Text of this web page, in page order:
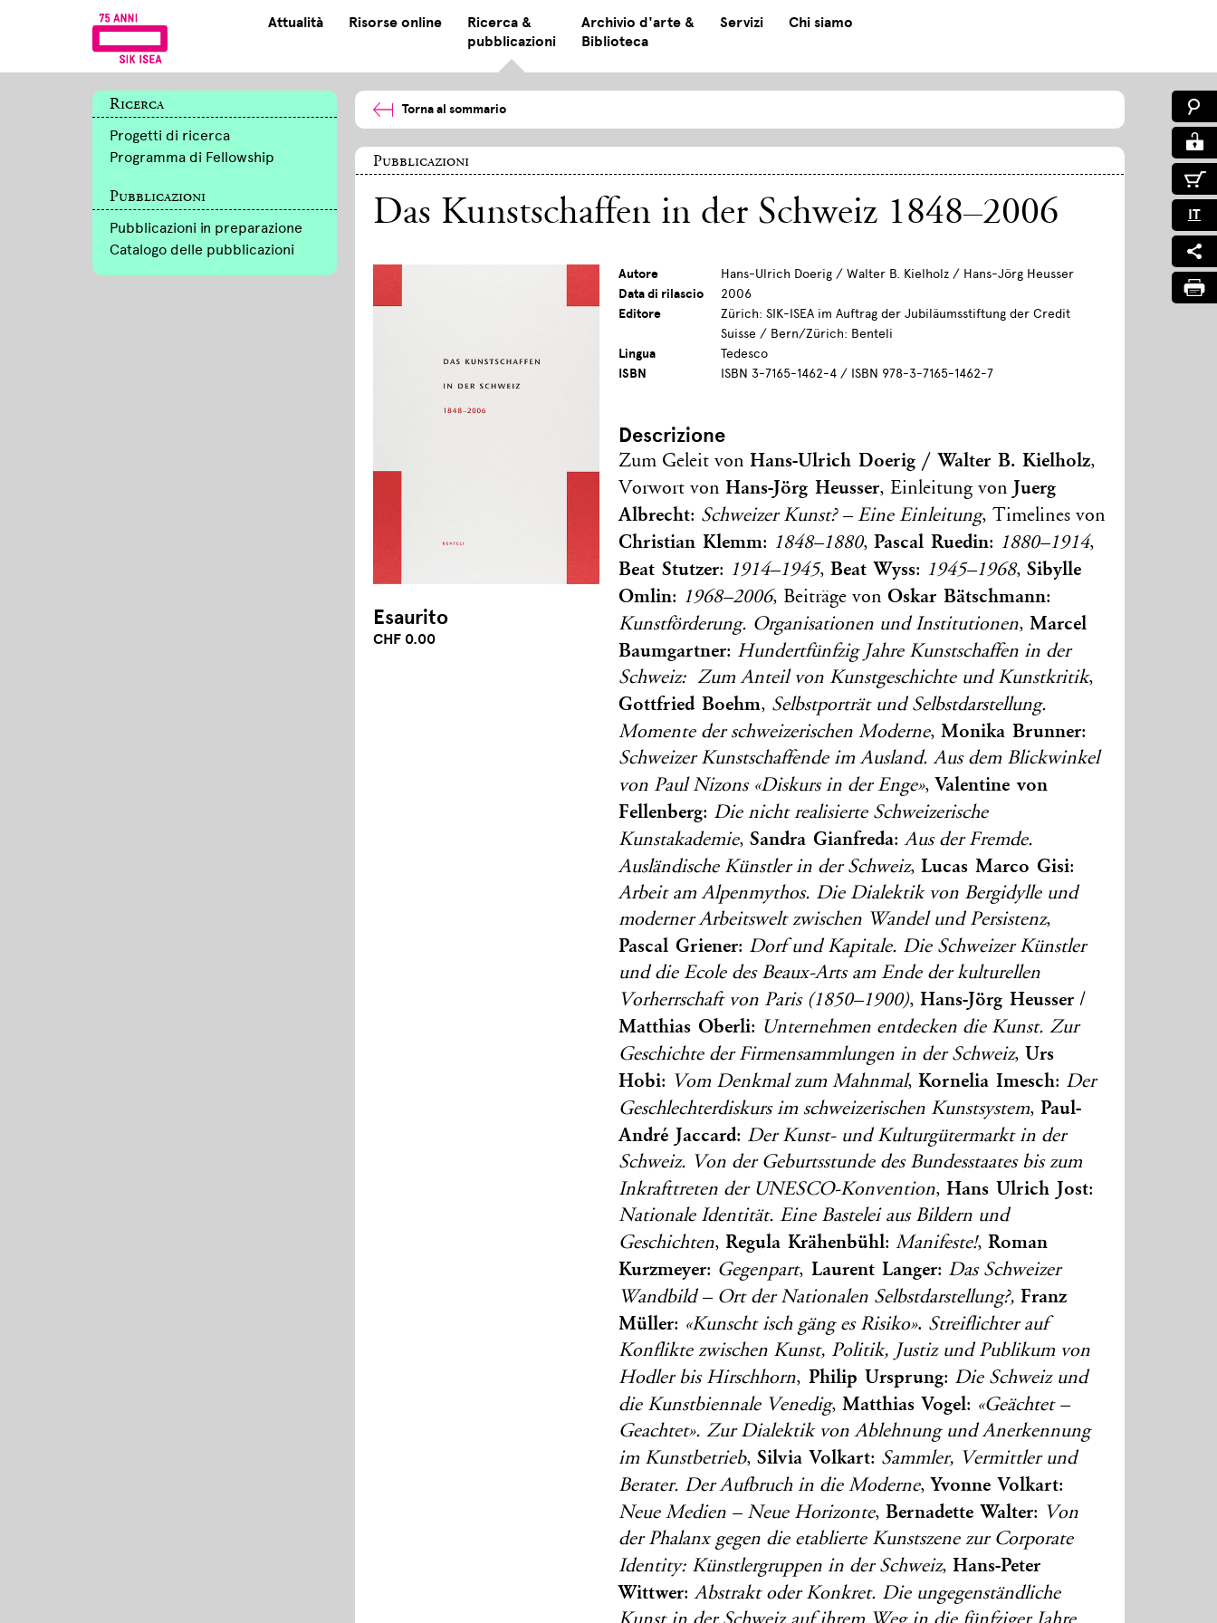
Attualità Risorse online
Ricerca &
pubblicazioni
Archivio d'arte &
Biblioteca
Servizi Chi siamo
IT
Ricerca
Progetti di ricerca
Programma di Fellowship
Pubblicazioni
Pubblicazioni in preparazione
Catalogo delle pubblicazioni
Torna al sommario
Pubblicazioni
Das Kunstschaffen in der Schweiz 1848–2006
Esaurito
CHF 0.00
Autore
Hans-Ulrich Doerig / Walter B. Kielholz / Hans-Jörg Heusser
Data di rilascio
2006
Editore
Zürich: SIK-ISEA im Auftrag der Jubiläumsstiftung der Credit
Suisse / Bern/Zürich: Benteli
Lingua
Tedesco
ISBN
ISBN 3-7165-1462-4 / ISBN 978-3-7165-1462-7
Descrizione
Zum Geleit vonHans-Ulrich Doerig / Walter B. Kielholz,
Vorwort vonHans-Jörg Heusser, Einleitung von Juerg
Albrecht: Schweizer Kunst? – Eine Einleitung, Timelines von
Christian Klemm: 1848–1880,Pascal Ruedin: 1880–1914,
Beat Stutzer: 1914–1945,Beat Wyss: 1945–1968,Sibylle
Omlin: 1968–2006, Beiträge von Oskar Bätschmann:
Kunstförderung. Organisationen und Institutionen,Marcel
Baumgartner: Hundertfünfzig Jahre Kunstschaffen in der
Schweiz: Zum Anteil von Kunstgeschichte und Kunstkritik,
Gottfried Boehm, Selbstporträt und Selbstdarstellung.
Momente der schweizerischen Moderne,Monika Brunner:
Schweizer Kunstschaffende im Ausland. Aus dem Blickwinkel
von Paul Nizons «Diskurs in der Enge», Valentine von
Fellenberg: Die nicht realisierte Schweizerische
Kunstakademie,Sandra Gianfreda:Aus der Fremde.
Ausländische Künstler in der Schweiz,Lucas Marco Gisi:
Arbeit am Alpenmythos. Die Dialektik von Bergidylle und
moderner Arbeitswelt zwischen Wandel und Persistenz,
Pascal Griener: Dorf und Kapitale. Die Schweizer Künstler
und die Ecole des Beaux-Arts am Ende der kulturellen
Vorherrschaft von Paris (1850–1900),Hans-Jörg Heusser /
Matthias Oberli: Unternehmen entdecken die Kunst. Zur
Geschichte der Firmensammlungen in der Schweiz, Urs
Hobi: Vom Denkmal zum Mahnmal,Kornelia Imesch: Der
Geschlechterdiskurs im schweizerischen Kunstsystem,Paul-
André Jaccard: Der Kunst- und Kulturgütermarkt in der
Schweiz. Von der Geburtsstunde des Bundesstaates bis zum
Inkrafttreten der UNESCO-Konvention,Hans Ulrich Jost:
Nationale Identität. Eine Bastelei aus Bildern und
Geschichten,Regula Krähenbühl:Manifeste!,Roman
Kurzmeyer: Gegenpart, Laurent Langer: Das Schweizer
Wandbild – Ort der Nationalen Selbstdarstellung?, Franz
Müller: «Kunscht isch gäng es Risiko». Streiflichter auf
Konflikte zwischen Kunst, Politik, Justiz und Publikum von
Hodler bis Hirschhorn, Philip Ursprung: Die Schweiz und
die Kunstbiennale Venedig,Matthias Vogel: «Geächtet –
Geachtet». Zur Dialektik von Ablehnung und Anerkennung
im Kunstbetrieb,Silvia Volkart: Sammler, Vermittler und
Berater. Der Aufbruch in die Moderne, Yvonne Volkart:
Neue Medien – Neue Horizonte,Bernadette Walter: Von
der Phalanx gegen die etablierte Kunstszene zur Corporate
Identity: Künstlergruppen in der Schweiz,Hans-Peter
Wittwer:Abstrakt oder Konkret. Die ungegenständliche